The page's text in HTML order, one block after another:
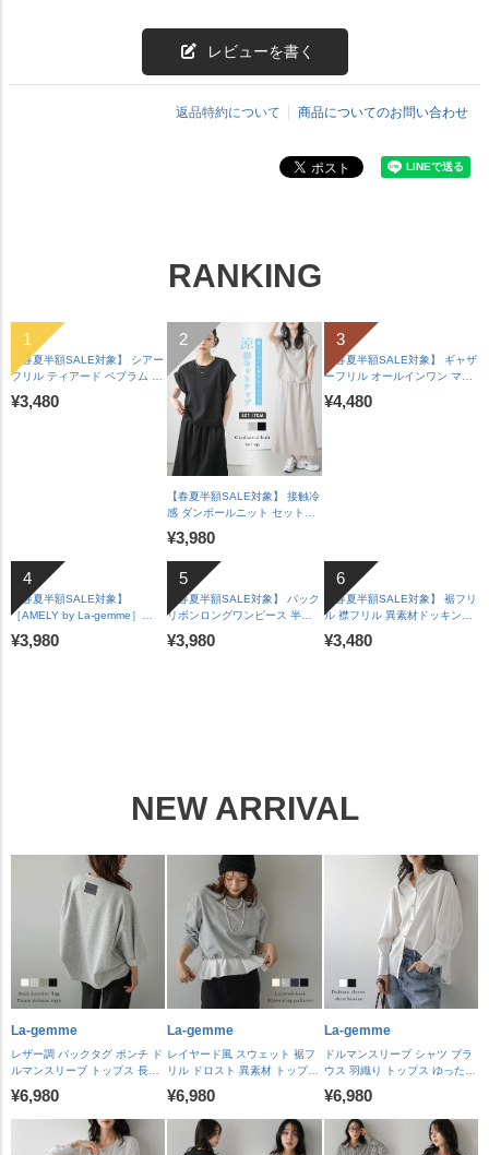
レビューを書く
返品特約について 商品についてのお問い合わせ
RANKING
【春夏半額SALE対象】 シアー
フリル ティアード ペプラム ド
カラップ オケージョン キレイ
¥3,480
【春夏半額SALE対象】 接触冷
感 ダンボールニット セットア
ップ ロールアップ ラグランフ
レンチスリーブ 脇見え防止 A
ラインスカート バックスリッ
ト レディース おすすめ おしゃ
れ フリーサイズ 2025春夏新作
【lssess25-1392】【即納：1-
¥3,980
【春夏半額SALE対象】 ギャザ
ーフリル オールインワン マル
ク 華奢見え 脚長 体型カバー
¥4,480
【春夏半額SALE対象】
［AMELY by La-gemme］
ROOMコラボ【人気インスタグ
ラマーとコラボ！】ラッシュガ
¥3,980
【春夏半額SALE対象】 バック
リボンロングワンピース 半袖
ゆったり 体型カバー カジュア
ル レディース ブラック メール
¥3,980
【春夏半額SALE対象】 裾フリ
ル 襟フリル 異素材ドッキング
ペプラム トップス 長袖 ドロッ
プショルダー 体型カバー フェ
¥3,480
NEW ARRIVAL
La-gemme
レザー調 バックタグ ポンチ ド
ルマンスリーブ トップス 長袖
プルオーバー ロングシーズン
ラウンドヘム サイドタック レ
ディース おすすめ おしゃれ
2026秋冬新作 【lstpaw26-
¥6,980
La-gemme
レイヤード風 スウェット 裾フ
リル ドロスト 異素材 トップス
長袖 シルエットアレンジ ドロ
ーストリング レディース おす
すめ おしゃれ 2026 秋冬新作
【lstpaw26-2331】【予約販
¥6,980
La-gemme
ドルマンスリーブ シャツ ブラ
ウス 羽織り トップス ゆったり
メタルボタン 上品 落ち感 体型
カバー 通勤 抜け感 レディース
おすすめ おしゃれ 2026秋冬新
作 【lstpaw26-2350】【予約販
¥6,980